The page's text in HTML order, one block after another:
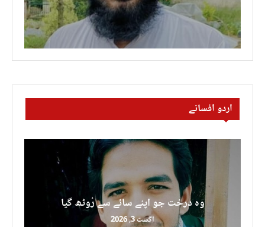
اردو افسانے
وہ درخت جو اپنے سائے سے رُوٹھ گیا
اگست 3, 2026